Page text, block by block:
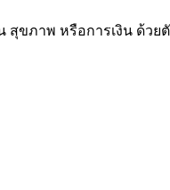
สุขภาพ หรือการเงิน ด้วย